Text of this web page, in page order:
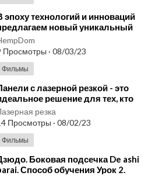
эпоху технологий и инноваций
новый уникальный
для строительства -
Просмотры · 08/03/23
Фильмы
с лазерной резкой - это
решение для тех, кто
индивидуальность!
резка
Просмотры · 08/02/23
Фильмы
Боковая подсечка De ashi
Способ обучения Урок 2.